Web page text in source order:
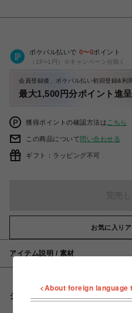
ポケパル払いで 0〜0ポイント
（1P=1円）※キャンペーン分除く
会員登録後、ポケパル払い初回登録&利
最大1,500円分ポイント進呈
獲得ポイントの確認方法は こちら
この商品について問い合わせる
ギフト：ラッピング不可
お気に入り
アイテム説明 / 素材
シェアする
<About foreign language